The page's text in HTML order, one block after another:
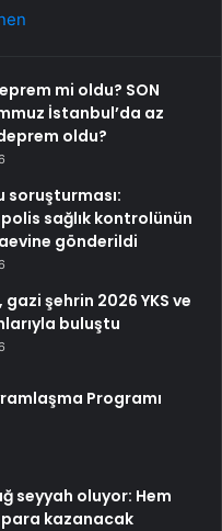
mi oldu? SON
İstanbul’da az
oldu?
soruşturması:
sağlık kontrolünün
gönderildi
şehrin 2026 YKS ve
buluştu
Programı
seyyah oluyor: Hem
kazanacak